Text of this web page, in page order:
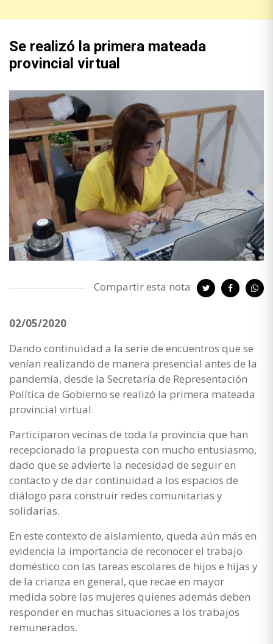
Se realizó la primera mateada
provincial virtual
Compartir esta nota
02/05/2020
Dando continuidad a la serie de encuentros que se
venían realizando de manera presencial antes de la
pandemia, desde la Secretaría de Representación
Política de Gobierno se realizó la primera mateada
provincial virtual.
Participaron vecinas de toda la provincia que han
recepcionado la propuesta con mucho entusiasmo,
dado que se advierte la necesidad de seguir en
contacto y de dar continuidad a los espacios de
diálogo para construir redes comunitarias y
solidarias.
En este contexto de aislamiento, queda aún más en
evidencia la importancia de reconocer el trabajo
doméstico con las tareas escolares de hijos e hijas y
de la crianza en general, que recae en mayor
medida sobre las mujeres quienes además deben
responder en muchas situaciones a los trabajos
remunerados.